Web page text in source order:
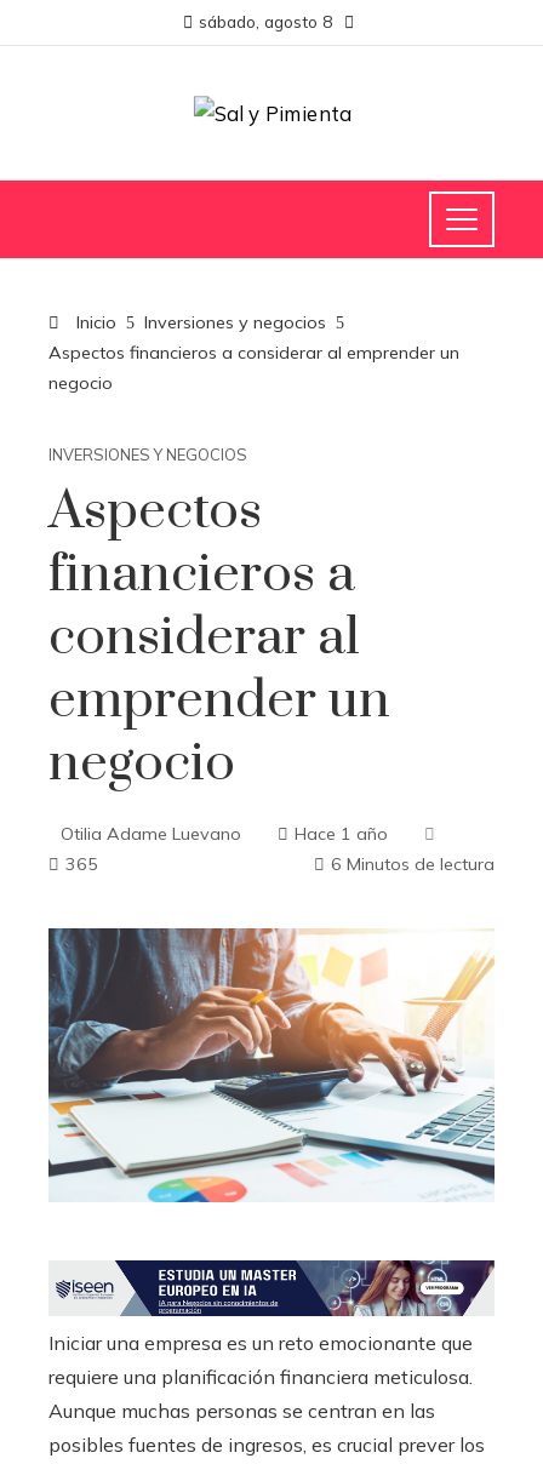
sábado, agosto 8
Inicio
Inversiones y negocios
Aspectos financieros a considerar al emprender un
negocio
INVERSIONES Y NEGOCIOS
Aspectos
financieros a
considerar al
emprender un
negocio
Otilia Adame Luevano
Hace 1 año
365
6 Minutos de lectura
Iniciar una empresa es un reto emocionante que
requiere una planificación financiera meticulosa.
Aunque muchas personas se centran en las
posibles fuentes de ingresos, es crucial prever los